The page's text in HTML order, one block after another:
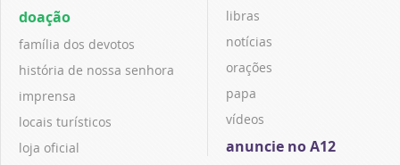
doação
família dos devotos
história de nossa senhora
imprensa
locais turísticos
loja oficial
libras
notícias
orações
papa
vídeos
anuncie no A12